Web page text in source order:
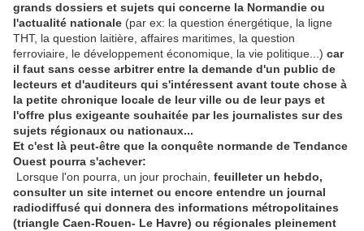
grands dossiers et sujets qui concerne la Normandie ou
l'actualité nationale (par ex: la question énergétique, la ligne
THT, la question laitière, affaires maritimes, la question
ferroviaire, le développement économique, la vie politique...) car
il faut sans cesse arbitrer entre la demande d'un public de
lecteurs et d'auditeurs qui s'intéressent avant toute chose à
la petite chronique locale de leur ville ou de leur pays et
l'offre plus exigeante souhaitée par les journalistes sur des
sujets régionaux ou nationaux...
Et c'est là peut-être que la conquête normande de Tendance
Ouest pourra s'achever:
Lorsque l'on pourra, un jour prochain, feuilleter un hebdo,
consulter un site internet ou encore entendre un journal
radiodiffusé qui donnera des informations métropolitaines
(triangle Caen-Rouen- Le Havre) ou régionales pleinement